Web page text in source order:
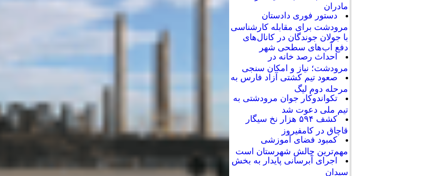
مادران
دستور فوری دادستان
مرودشت برای مقابله کارشناسی
با جولان جوندگان در کانال‌های
دفع آب‌های سطحی شهر
احداث رصد خانه در
مرودشت؛ نیاز و امکان سنجی
صعود تیم کشتی آزاد فارس به
مرحله دوم لیگ
تکواندوکار جوان مرودشتی به
تیم ملی دعوت شد
کشف ۵۹۴ هزار نخ سیگار
قاچاق در کامفیروز
کمبود فضای آموزشی
مهم‌ترین چالش شهرستان است
اجرای آبرسانی پایدار به بخش
سیدان